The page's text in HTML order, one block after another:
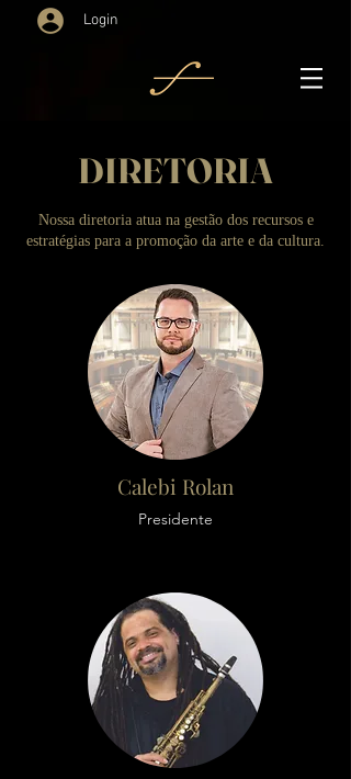
Login
DIRETORIA
Nossa diretoria atua na gestão dos recursos e
estratégias para a promoção da arte e da cultura.
Calebi Rolan
Presidente